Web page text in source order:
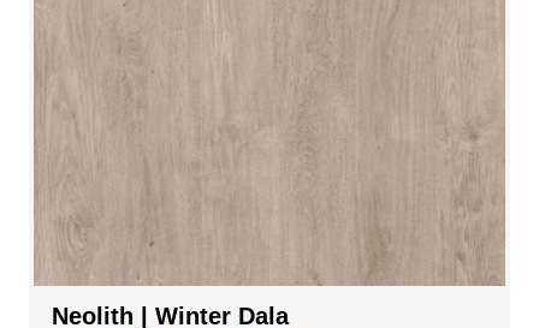
Neolith | Winter Dala